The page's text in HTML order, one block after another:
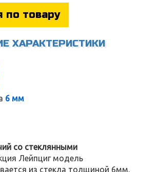
по товару
ХАРАКТЕРИСТИКИ
6 мм
со стеклянными
Лейпциг модель
из стекла толщиной 6мм.